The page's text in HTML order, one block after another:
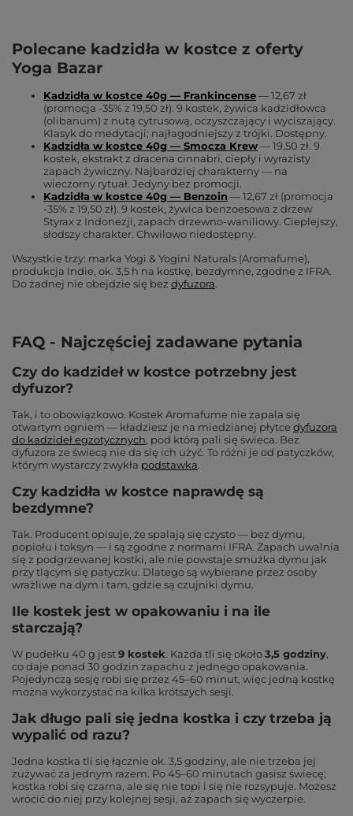
Polecane kadzidła w kostce z oferty
Yoga Bazar
Kadzidła w kostce 40g — Frankincense— 12,67 zł
(promocja -35% z 19,50 zł). 9 kostek, żywica kadzidłowca
(olibanum) z nutą cytrusową, oczyszczający i wyciszający.
Klasyk do medytacji; najłagodniejszy z trójki. Dostępny.
Kadzidła w kostce 40g — Smocza Krew— 19,50 zł. 9
kostek, ekstrakt z dracena cinnabri, ciepły i wyrazisty
zapach żywiczny. Najbardziej charakterny — na
wieczorny rytuał. Jedyny bez promocji.
Kadzidła w kostce 40g — Benzoin — 12,67 zł (promocja
-35% z 19,50 zł). 9 kostek, żywica benzoesowa z drzew
Styrax z Indonezji, zapach drzewno-waniliowy. Cieplejszy,
słodszy charakter. Chwilowo niedostępny.
Wszystkie trzy: marka Yogi & Yogini Naturals (Aromafume),
produkcja Indie, ok. 3,5 h na kostkę, bezdymne, zgodne z IFRA.
Do żadnej nie obejdzie się bez dyfuzora.
FAQ - Najczęściej zadawane pytania
Czy do kadzideł w kostce potrzebny jest
dyfuzor?
Tak, i to obowiązkowo. Kostek Aromafume nie zapala się
otwartym ogniem — kładziesz je na miedzianej płytce dyfuzora
do kadzideł egzotycznych, pod którą pali się świeca. Bez
dyfuzora ze świecą nie da się ich użyć. To różni je od patyczków,
którym wystarczy zwykła podstawka.
Czy kadzidła w kostce naprawdę są
bezdymne?
Tak. Producent opisuje, że spalają się czysto — bez dymu,
popiołu i toksyn — i są zgodne z normami IFRA. Zapach uwalnia
się z podgrzewanej kostki, ale nie powstaje smużka dymu jak
przy tlącym się patyczku. Dlatego są wybierane przez osoby
wrażliwe na dym i tam, gdzie są czujniki dymu.
Ile kostek jest w opakowaniu i na ile
starczają?
W pudełku 40 g jest9 kostek. Każda tli się około3,5 godziny,
co daje ponad 30 godzin zapachu z jednego opakowania.
Pojedynczą sesję robi się przez 45–60 minut, więc jedną kostkę
można wykorzystać na kilka krótszych sesji.
Jak długo pali się jedna kostka i czy trzeba ją
wypalić od razu?
Jedna kostka tli się łącznie ok. 3,5 godziny, ale nie trzeba jej
zużywać za jednym razem. Po 45–60 minutach gasisz świecę;
kostka robi się czarna, ale się nie topi i się nie rozsypuje. Możesz
wrócić do niej przy kolejnej sesji, aż zapach się wyczerpie.